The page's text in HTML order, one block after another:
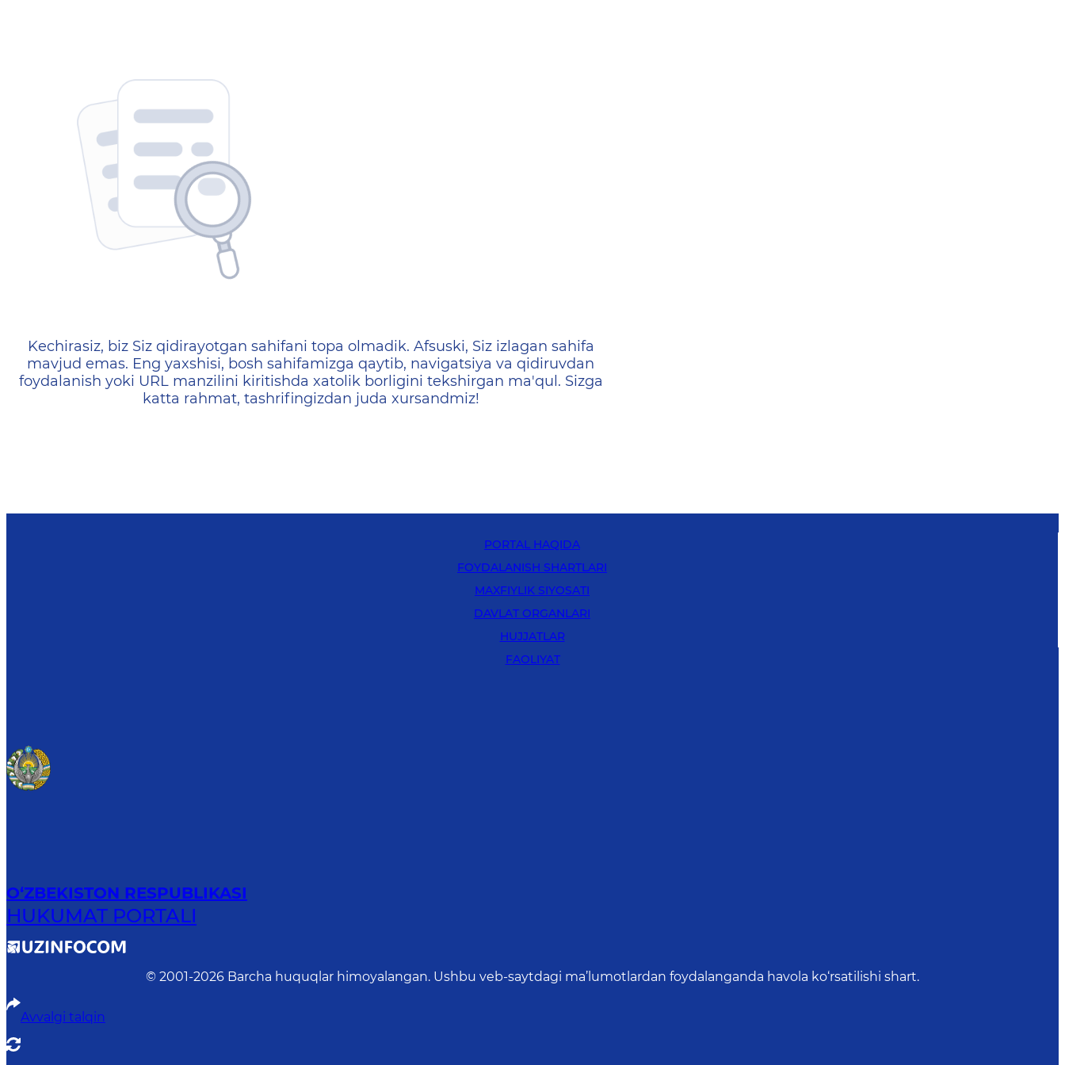
404 — Страница не найдена
Kechirasiz, biz Siz qidirayotgan sahifani topa olmadik. Afsuski, Siz izlagan sahifa
mavjud emas. Eng yaxshisi, bosh sahifamizga qaytib, navigatsiya va qidiruvdan
foydalanish yoki URL manzilini kiritishda xatolik borligini tekshirgan ma'qul. Sizga
katta rahmat, tashrifingizdan juda xursandmiz!
PORTAL HAQIDA
FOYDALANISH SHARTLARI
MAXFIYLIK SIYOSATI
DAVLAT ORGANLARI
HUJJATLAR
FAOLIYAT
O‘ZBEKISTON RESPUBLIKASI
HUKUMAT PORTALI
© 2001-2026 Barcha huquqlar himoyalangan. Ushbu veb-saytdagi ma’lumotlardan foydalanganda havola ko‘rsatilishi shart.
Avvalgi talqin